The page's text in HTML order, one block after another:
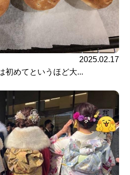
2025.02.17
初めてというほど大...